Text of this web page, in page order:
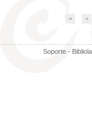
Soporte -